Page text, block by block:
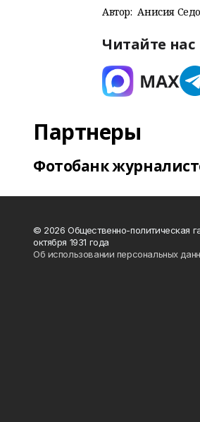
Автор: Анисия
Читайте нас
Партнеры
Фотобанк
© 2026 Общественно-политическая
октября 1931 года
Об использовании персональных